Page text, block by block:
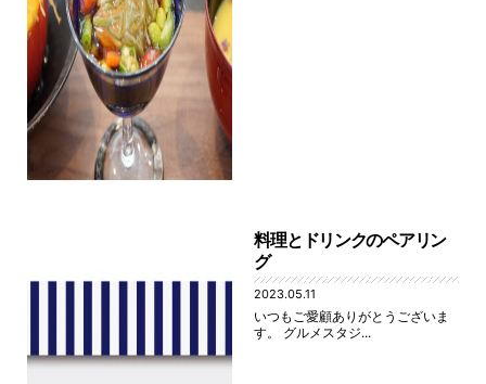
料理とドリンクのペアリン
グ
2023.05.11
いつもご愛顧ありがとうございま
す。 グルメスタジ...